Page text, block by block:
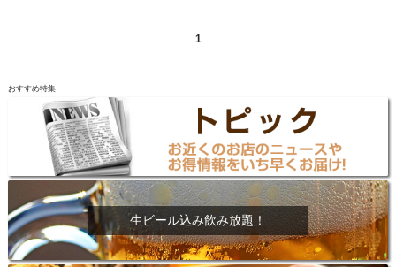
1
おすすめ特集
生ビール込み飲み放題！